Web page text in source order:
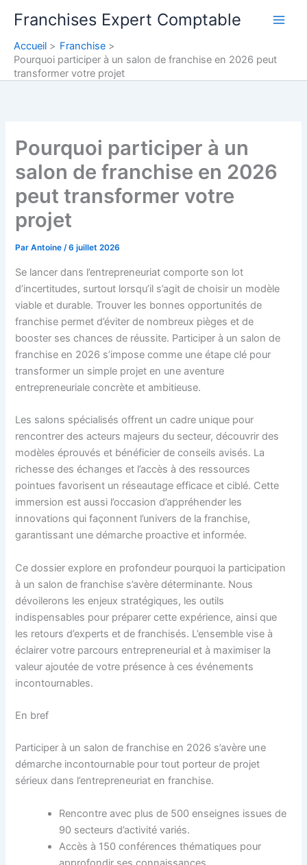
contenu
Franchises Expert Comptable
Accueil
Franchise
Pourquoi participer à un salon de franchise en 2026 peut
transformer votre projet
Pourquoi participer à un
salon de franchise en 2026
peut transformer votre
projet
ParAntoine/6 juillet 2026
Se lancer dans l’entrepreneuriat comporte son lot
d’incertitudes, surtout lorsqu’il s’agit de choisir un modèle
viable et durable. Trouver les bonnes opportunités de
franchise permet d’éviter de nombreux pièges et de
booster ses chances de réussite. Participer à un salon de
franchise en 2026 s’impose comme une étape clé pour
transformer un simple projet en une aventure
entrepreneuriale concrète et ambitieuse.
Les salons spécialisés offrent un cadre unique pour
rencontrer des acteurs majeurs du secteur, découvrir des
modèles éprouvés et bénéficier de conseils avisés. La
richesse des échanges et l’accès à des ressources
pointues favorisent un réseautage efficace et ciblé. Cette
immersion est aussi l’occasion d’appréhender les
innovations qui façonnent l’univers de la franchise,
garantissant une démarche proactive et informée.
Ce dossier explore en profondeur pourquoi la participation
à un salon de franchise s’avère déterminante. Nous
dévoilerons les enjeux stratégiques, les outils
indispensables pour préparer cette expérience, ainsi que
les retours d’experts et de franchisés. L’ensemble vise à
éclairer votre parcours entrepreneurial et à maximiser la
valeur ajoutée de votre présence à ces événements
incontournables.
En bref
Participer à un salon de franchise en 2026 s’avère une
démarche incontournable pour tout porteur de projet
sérieux dans l’entrepreneuriat en franchise.
Rencontre avec plus de 500 enseignes issues de
90 secteurs d’activité variés.
Accès à 150 conférences thématiques pour